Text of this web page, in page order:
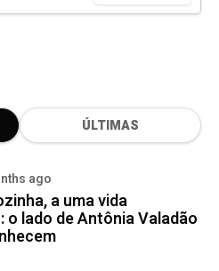
ÚLTIMAS
ago
a uma vida
o lado de Antônia Valadão